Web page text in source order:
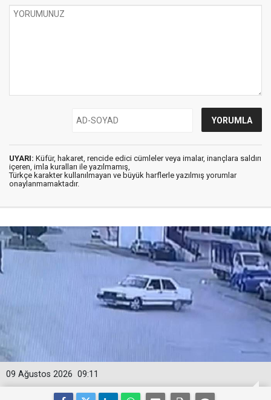
UYARI: Küfür, hakaret, rencide edici cümleler veya imalar, inançlara saldırı
içeren, imla kuralları ile yazılmamış,
Türkçe karakter kullanılmayan ve büyük harflerle yazılmış yorumlar
onaylanmamaktadır.
09:11
09 Ağustos 2026